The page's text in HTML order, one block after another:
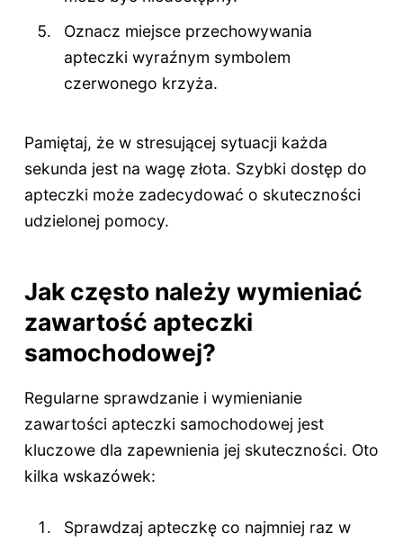
Oznacz miejsce przechowywania
apteczki wyraźnym symbolem
czerwonego krzyża.
Pamiętaj, że w stresującej sytuacji każda
sekunda jest na wagę złota. Szybki dostęp do
apteczki może zadecydować o skuteczności
udzielonej pomocy.
Jak często należy wymieniać
zawartość apteczki
samochodowej?
Regularne sprawdzanie i wymienianie
zawartości apteczki samochodowej jest
kluczowe dla zapewnienia jej skuteczności. Oto
kilka wskazówek:
Sprawdzaj apteczkę co najmniej raz w